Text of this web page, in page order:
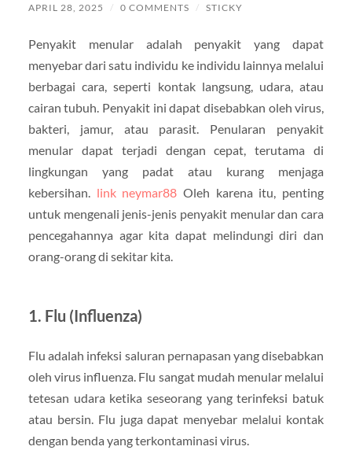
APRIL 28, 2025 / 0 COMMENTS / STICKY
Penyakit menular adalah penyakit yang dapat
menyebar dari satu individu ke individu lainnya melalui
berbagai cara, seperti kontak langsung, udara, atau
cairan tubuh. Penyakit ini dapat disebabkan oleh virus,
bakteri, jamur, atau parasit. Penularan penyakit
menular dapat terjadi dengan cepat, terutama di
lingkungan yang padat atau kurang menjaga
kebersihan. link neymar88 Oleh karena itu, penting
untuk mengenali jenis-jenis penyakit menular dan cara
pencegahannya agar kita dapat melindungi diri dan
orang-orang di sekitar kita.
1. Flu (Influenza)
Flu adalah infeksi saluran pernapasan yang disebabkan
oleh virus influenza. Flu sangat mudah menular melalui
tetesan udara ketika seseorang yang terinfeksi batuk
atau bersin. Flu juga dapat menyebar melalui kontak
dengan benda yang terkontaminasi virus.